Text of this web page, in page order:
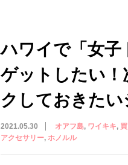
ハワイで「女子
ゲットしたい！
クしておきた
2021.05.30 オアフ島 ワイキキ
アクセサリー ホノルル